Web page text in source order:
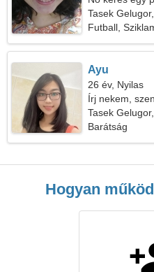
Tasek
Futball,
Ayu
26 év, Nyilas
Írj nekem,
Tasek
Barátság
Hogyan